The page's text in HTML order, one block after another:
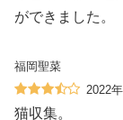
ができました。
福岡聖菜
2022
猫収集。